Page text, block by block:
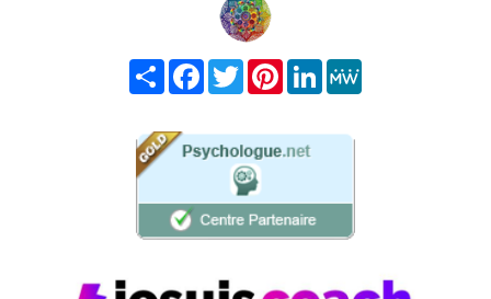
Share FacebookTwitterPinterest
LinkedIn